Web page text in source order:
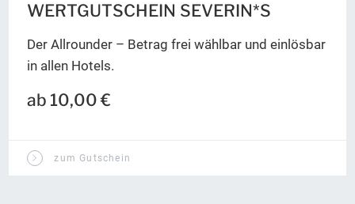
WERTGUTSCHEIN SEVERIN*S
Der Allrounder – Betrag frei wählbar und einlösbar
in allen Hotels.
ab 10,00 €
zum Gutschein